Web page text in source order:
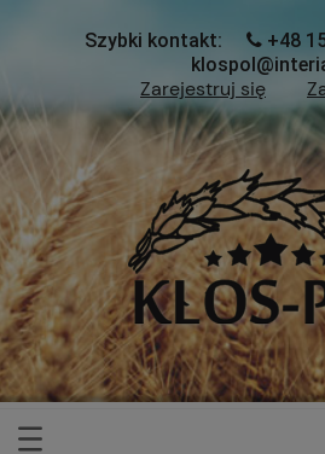
Szybki kontakt:
+48
Zarejestruj się